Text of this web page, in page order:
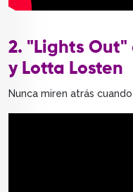
2. "Lights
y Lotta Losten
Nunca miren atrás